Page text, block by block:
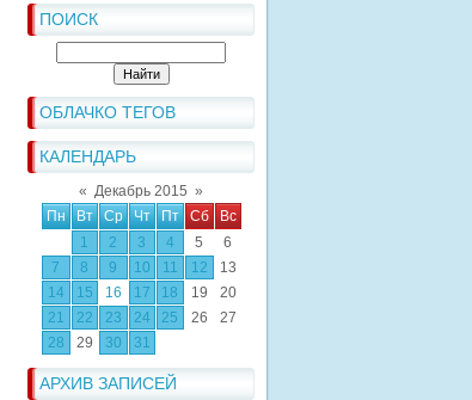
ПОИСК
ОБЛАЧКО ТЕГОВ
КАЛЕНДАРЬ
« Декабрь 2015 »
Пн
Вт Ср Чт Пт Сб
Вс
1
2 3 4 5
6
7
8 9 10 11 12
13
14
15 16 17 18 19
20
21
22 23 24 25 26
27
28
29 30 31
АРХИВ ЗАПИСЕЙ